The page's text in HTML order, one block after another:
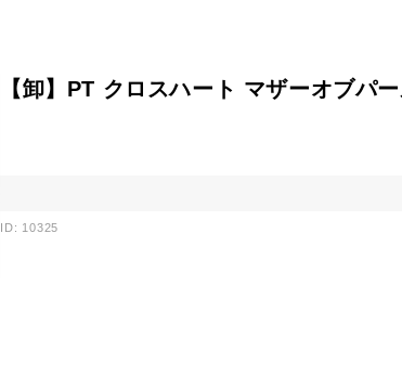
【卸】PT クロスハート マザーオブパ
ID: 10325